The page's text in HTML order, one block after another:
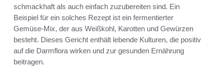
schmackhaft als auch einfach zuzubereiten sind. Ein
Beispiel für ein solches Rezept ist ein fermentierter
Gemüse-Mix, der aus Weißkohl, Karotten und Gewürzen
besteht. Dieses Gericht enthält lebende Kulturen, die positiv
auf die Darmflora wirken und zur gesunden Ernährung
beitragen.